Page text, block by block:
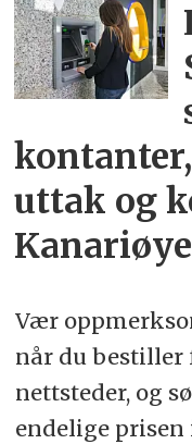
uttak og
Vær
når du bestiller
nettsteder, og
endelige prisen